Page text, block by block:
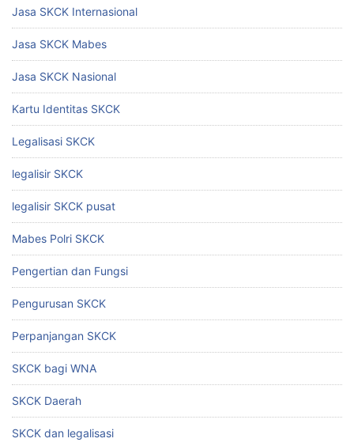
Jasa SKCK Internasional
Jasa SKCK Mabes
Jasa SKCK Nasional
Kartu Identitas SKCK
Legalisasi SKCK
legalisir SKCK
legalisir SKCK pusat
Mabes Polri SKCK
Pengertian dan Fungsi
Pengurusan SKCK
Perpanjangan SKCK
SKCK bagi WNA
SKCK Daerah
SKCK dan legalisasi